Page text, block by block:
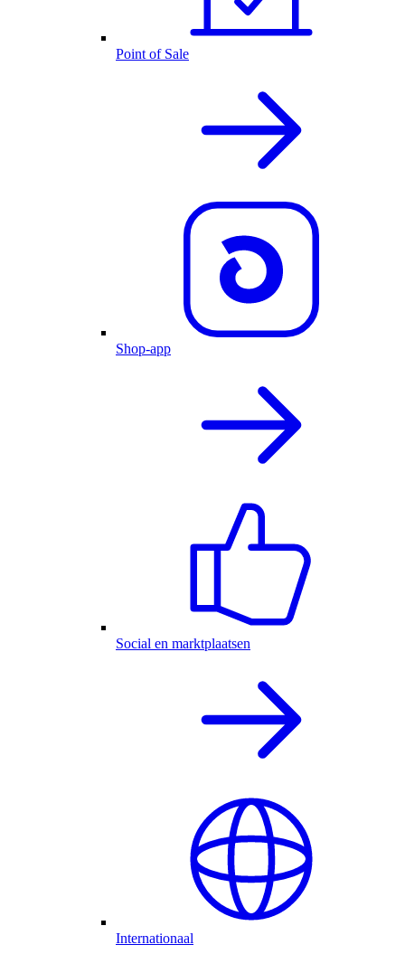
Point of Sale
Shop-app
Social en marktplaatsen
Internationaal